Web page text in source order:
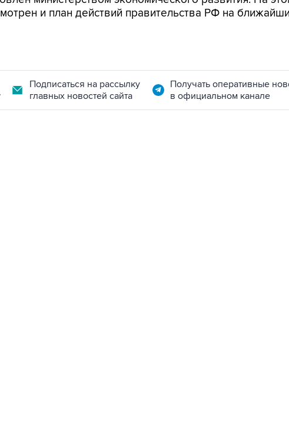
и план действий правительства РФ на
Подписаться на рассылку
главных новостей сайта
Получать оперативные
в официальном канале